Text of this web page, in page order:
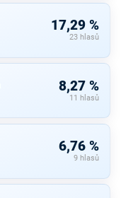
17,29 %
23 hlasů
8,27 %
11 hlasů
6,76 %
9 hlasů